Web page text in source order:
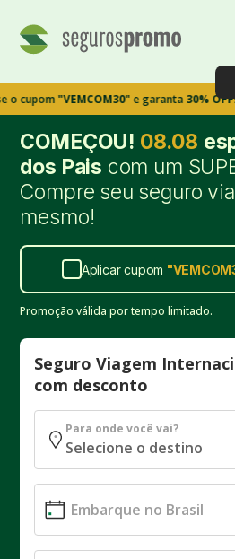
"VEMCOM30"e garanta30% OFF!
COMEÇOU! 08.08
dos Pais com um
Compre seu seguro
mesmo!
Aplicar cupom "
Promoção válida por tempo limitado.
Seguro Viagem
com desconto
Para onde você vai?